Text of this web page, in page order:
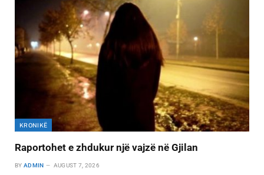
KRONIKË
Raportohet e zhdukur një vajzë në Gjilan
BY ADMIN AUGUST 7, 2026